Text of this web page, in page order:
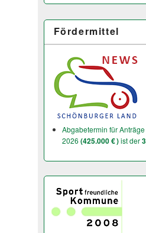
Fördermittel
Abgabetermin für
2026 (425.000 € )ist der